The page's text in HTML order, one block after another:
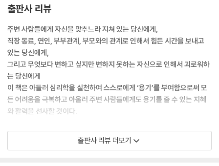
출판사 리뷰
주변 사람들에게 자신을 맞추느라 지쳐 있는 당신에게,
직장 동료, 연인, 부부관계, 부모와의 관계로 인해서 힘든 시간을 보내고
있는 당신에게,
그리고 무엇보다 변하고 싶지만 변하지 못하는 자신으로 인해서 괴로워하
는 당신에게
이 책은 아들러 심리학을 실천하여 스스로에게 ‘용기’를 부여함으로써 모
든 어려움을 극복하고 아울러 주변 사람들에게도 용기를 줄 수 있는 지혜
와 활력을 선사할 것이다.
“인간의 모든 고민은 인간관계에서 비롯된다”
출판사 리뷰 더보기